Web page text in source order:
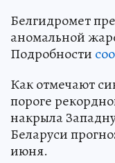
Белгидромет
аномальной
Подробности
Как отмечают
пороге
накрыла
Беларуси
июня.